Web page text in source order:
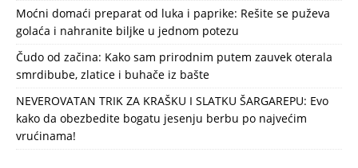
Moćni domaći preparat od luka i paprike: Rešite se puževa
golaća i nahranite biljke u jednom potezu
Čudo od začina: Kako sam prirodnim putem zauvek oterala
smrdibube, zlatice i buhače iz bašte
NEVEROVATAN TRIK ZA KRAŠKU I SLATKU ŠARGAREPU: Evo
kako da obezbedite bogatu jesenju berbu po najvećim
vrućinama!